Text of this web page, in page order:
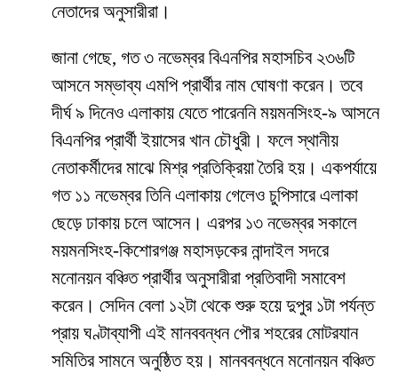
নেতাদের অনুসারীরা।
জানা গেছে, গত ৩ নভেম্বর বিএনপির মহাসচিব ২৩৬টি
আসনে সম্ভাব্য এমপি প্রার্থীর নাম ঘোষণা করেন। তবে
দীর্ঘ ৯ দিনেও এলাকায় যেতে পারেননি ময়মনসিংহ-৯ আসনে
বিএনপির প্রার্থী ইয়াসের খান চৌধুরী। ফলে স্থানীয়
নেতাকর্মীদের মাঝে মিশ্র প্রতিক্রিয়া তৈরি হয়। একপর্যায়ে
গত ১১ নভেম্বর তিনি এলাকায় গেলেও চুপিসারে এলাকা
ছেড়ে ঢাকায় চলে আসেন। এরপর ১৩ নভেম্বর সকালে
ময়মনসিংহ-কিশোরগঞ্জ মহাসড়কের নান্দাইল সদরে
মনোনয়ন বঞ্চিত প্রার্থীর অনুসারীরা প্রতিবাদী সমাবেশ
করেন। সেদিন বেলা ১২টা থেকে শুরু হয়ে দুপুর ১টা পর্যন্ত
প্রায় ঘণ্টাব্যাপী এই মানববন্ধন পৌর শহরের মোটরযান
সমিতির সামনে অনুষ্ঠিত হয়। মানববন্ধনে মনোনয়ন বঞ্চিত